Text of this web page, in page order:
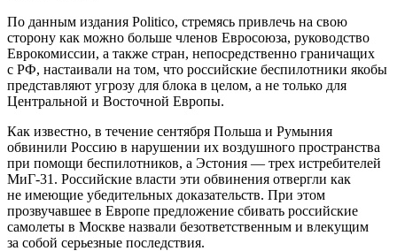
По данным издания Politico, стремясь привлечь на свою
сторону как можно больше членов Евросоюза, руководство
Еврокомиссии, а также стран, непосредственно граничащих
с РФ, настаивали на том, что российские беспилотники якобы
представляют угрозу для блока в целом, а не только для
Центральной и Восточной Европы.
Как известно, в течение сентября Польша и Румыния
обвинили Россию в нарушении их воздушного пространства
при помощи беспилотников, а Эстония — трех истребителей
МиГ-31. Российские власти эти обвинения отвергли как
не имеющие убедительных доказательств. При этом
прозвучавшее в Европе предложение сбивать российские
самолеты в Москве назвали безответственным и влекущим
за собой серьезные последствия.